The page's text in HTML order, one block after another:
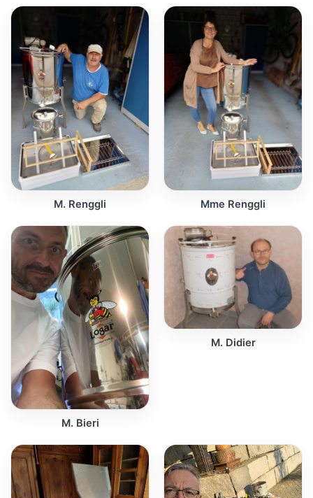
M. Renggli Mme Renggli
M. Bieri
M. Didier